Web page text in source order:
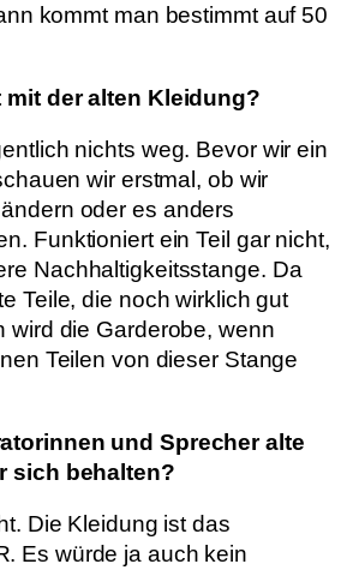
kommt man bestimmt auf 50
der alten Kleidung?
nichts weg. Bevor wir ein
wir erstmal, ob wir
oder es anders
Funktioniert ein Teil gar nicht,
Nachhaltigkeitsstange. Da
Teile, die noch wirklich gut
wird die Garderobe, wenn
Teilen von dieser Stange
und Sprecher alte
sich behalten?
Die Kleidung ist das
Es würde ja auch kein